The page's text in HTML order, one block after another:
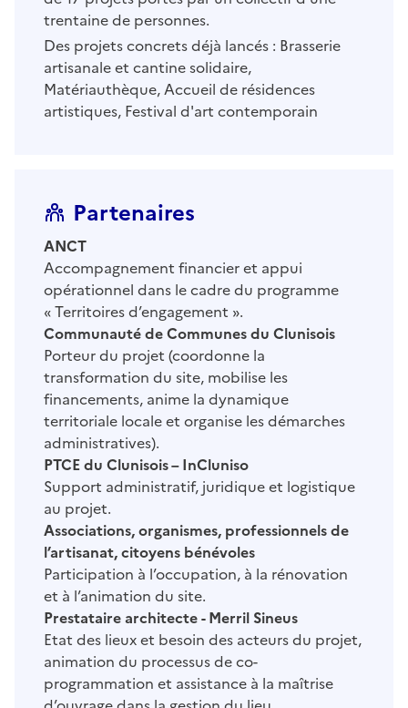
trentaine de personnes.
Des projets concrets déjà lancés : Brasserie
artisanale et cantine solidaire,
Matériauthèque, Accueil de résidences
artistiques, Festival d'art contemporain
Partenaires
ANCT
Accompagnement financier et appui
opérationnel dans le cadre du programme
« Territoires d’engagement ».
Communauté de Communes du Clunisois
Porteur du projet (coordonne la
transformation du site, mobilise les
financements, anime la dynamique
territoriale locale et organise les démarches
administratives).
PTCE du Clunisois – InCluniso
Support administratif, juridique et logistique
au projet.
Associations, organismes, professionnels de
l’artisanat, citoyens bénévoles
Participation à l’occupation, à la rénovation
et à l’animation du site.
Prestataire architecte - Merril Sineus
Etat des lieux et besoin des acteurs du projet,
animation du processus de co-
programmation et assistance à la maîtrise